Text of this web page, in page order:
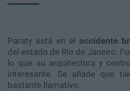
Paraty está en el occidente
del estado de Río de Janeiro.
lo que su arquitectura y
interesante. Se añade que
bastante llamativo.